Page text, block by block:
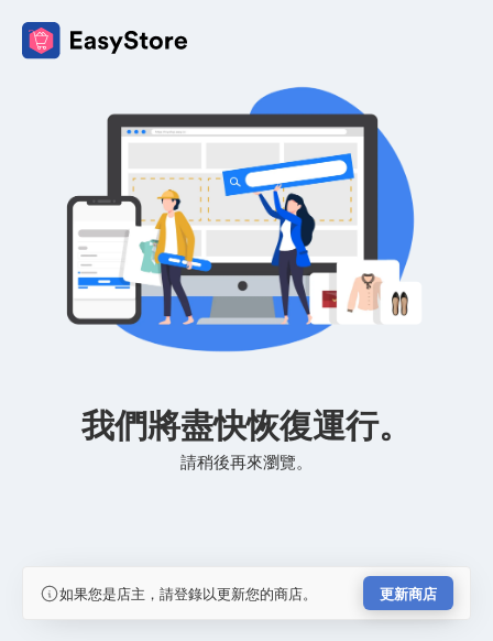
我們將盡快恢復運行。
請稍後再來瀏覽。
如果您是店主，請登錄以更新您的商店。 更新商店